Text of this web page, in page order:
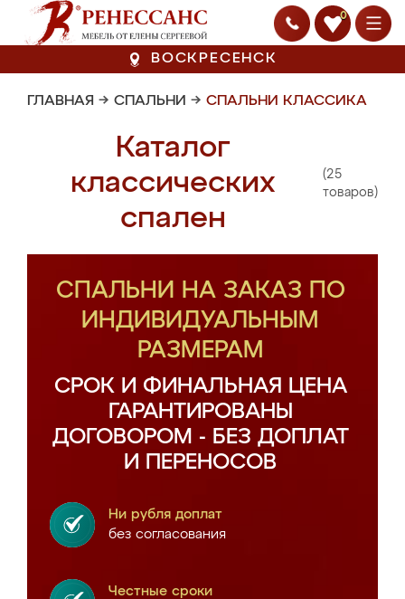
0
ВОСКРЕСЕНСК
ГЛАВНАЯ → СПАЛЬНИ → СПАЛЬНИ КЛАССИКА
Каталог
классических
спален
(25
товаров)
СПАЛЬНИ НА ЗАКАЗ ПО
ИНДИВИДУАЛЬНЫМ
РАЗМЕРАМ
СРОК И ФИНАЛЬНАЯ ЦЕНА
ГАРАНТИРОВАНЫ
ДОГОВОРОМ - БЕЗ ДОПЛАТ
И ПЕРЕНОСОВ
Ни рубля доплат
без согласования
Честные сроки